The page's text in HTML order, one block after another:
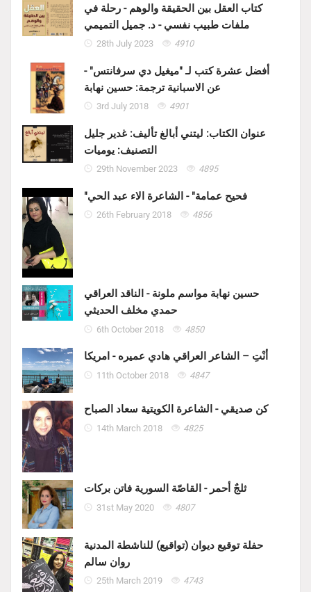
كتاب العقل بين الحقيقة والوهم - رحلة في
ملفات طبيب نفسي - د. جميل التميمي
28th July 2023 4910
أفضل عشرة كتب لـ "ميغيل دي سرفانتس" -
عن الاسبانية ترجمة: حسين نهابة
3rd July 2018 4901
عنوان الكتاب: ليتني أبالغ تأليف: غدير جليل
التصنيف: يوميات
29th November 2023 4895
"فحيح عمامة" - الشاعرة الاء عبد الحي
26th February 2018 4856
حسين نهابة مواسم ملونة - الناقد العراقي
حمدي مخلف الحديثي
6th October 2018 4850
أنْتِ – الشاعر العراقي هادي عميره - امريكا
11th October 2018 4847
كن صديقي - الشاعرة الكويتية سعاد الصباح
14th March 2018 4825
ثلجٌ أحمر - القاصّة السورية فاتن بركات
31st May 2020 4807
حفلة توقيع ديوان (تواقيع) للناشطة المدنية
روان سالم
25th March 2019 4743